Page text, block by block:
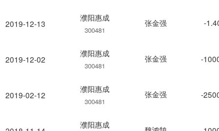
2019-12-13
2019-12-02
2019-02-12
濮阳惠成
300481
张金强 -
濮阳惠成
300481
张金强 -
濮阳惠成
300481
张金强 -
濮阳惠成